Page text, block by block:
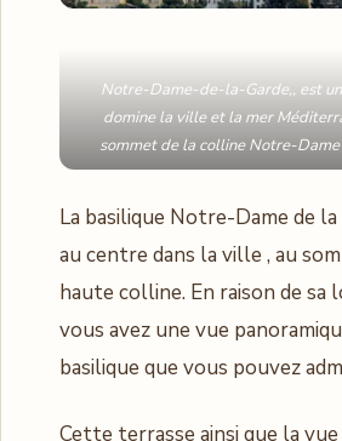
Notre-Dame-de-la-Garde,, est
domine la ville et la mer
sommet de la colline Notre-
La basilique Notre-Dame de
au centre dans la ville , au
haute colline. En raison de sa
vous avez une vue
basilique que vous pouvez
Cette terrasse ainsi que la